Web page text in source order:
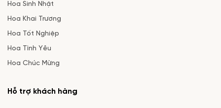
Hoa Sinh Nhật
Hoa Khai Trương
Hoa Tốt Nghiệp
Hoa Tình Yêu
Hoa Chúc Mừng
Hỗ trợ khách hàng